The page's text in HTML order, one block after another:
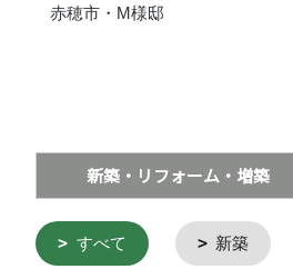
赤穂市・M様邸
新築・リフォーム・増築
すべて 新築